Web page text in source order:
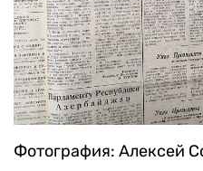
Фотография: Алексей